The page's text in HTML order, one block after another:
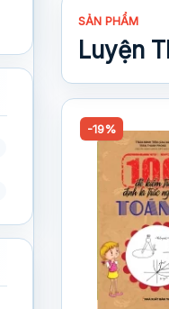
SẢN PHẨM
Luyện
-19%